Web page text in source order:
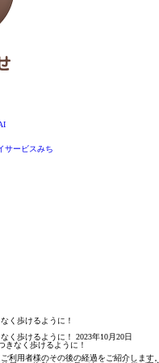
く歩けるように！
く歩けるように！
2023年10月20日
利用者様のその後の経過をご紹介します。